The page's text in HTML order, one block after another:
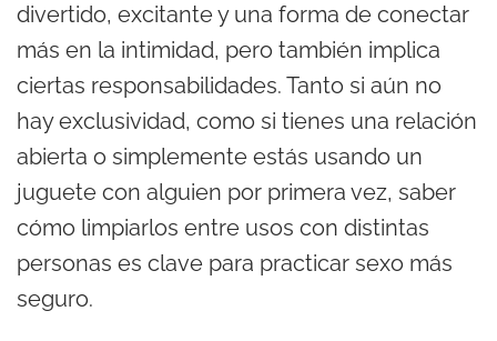
divertido, excitante y una forma de conectar
más en la intimidad, pero también implica
ciertas responsabilidades. Tanto si aún no
hay exclusividad, como si tienes una relación
abierta o simplemente estás usando un
juguete con alguien por primera vez, saber
cómo limpiarlos entre usos con distintas
personas es clave para practicar sexo más
seguro.